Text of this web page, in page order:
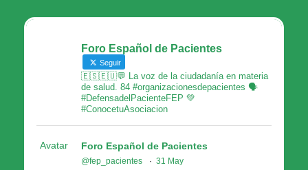
Foro Español de Pacientes
Seguir
🇪🇸🇪🇺💬 La voz de la ciudadanía en materia
de salud. 84 #organizacionesdepacientes 🗣
#DefensadelPacienteFEP 💚
#ConocetuAsociacion
Avatar Foro Español de Pacientes
@fep_pacientes · 31 May